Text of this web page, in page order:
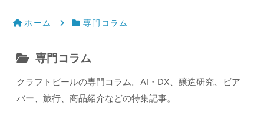
ホーム 専門コラム
専門コラム
クラフトビールの専門コラム。AI・DX、醸造研究、ビア
バー、旅行、商品紹介などの特集記事。